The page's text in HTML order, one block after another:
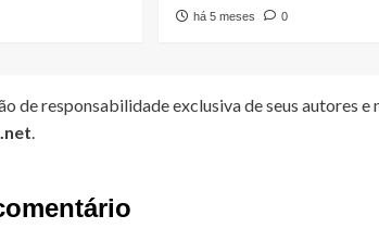
há 5 meses 0
de responsabilidade exclusiva de seus autores e